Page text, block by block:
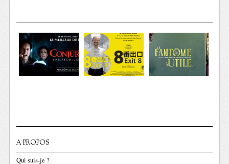
A PROPOS
Qui suis-je ?